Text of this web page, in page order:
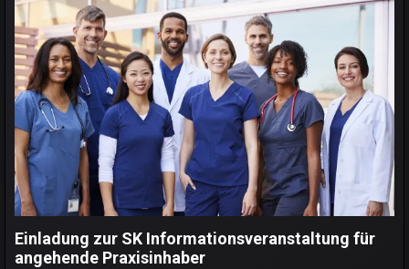
Einladung zur SK Informationsveranstaltung für
angehende Praxisinhaber